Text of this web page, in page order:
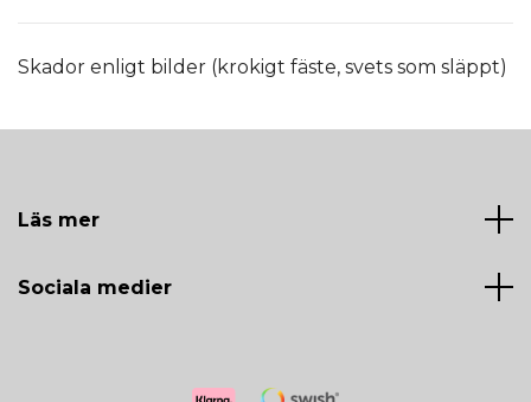
Skador enligt bilder (krokigt fäste, svets som släppt)
Läs mer
Sociala medier